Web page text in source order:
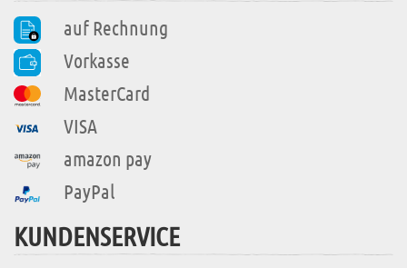
auf Rechnung
Vorkasse
MasterCard
VISA
amazon pay
PayPal
KUNDENSERVICE